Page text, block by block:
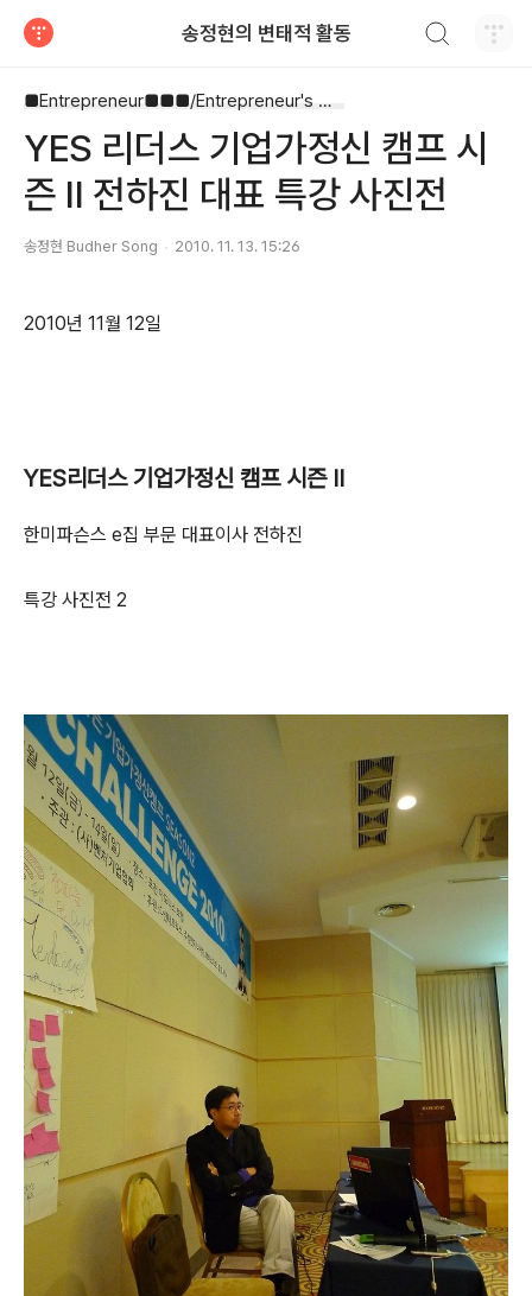
송정현의 변태적 활동
■Entrepreneur■■■/Entrepreneur's Way
YES 리더스 기업가정신 캠프 시
즌 II 전하진 대표 특강 사진전
송정현 Budher Song 2010. 11. 13. 15:26
2010년 11월 12일
YES리더스 기업가정신 캠프 시즌 II
한미파슨스 e집 부문 대표이사 전하진
특강 사진전 2